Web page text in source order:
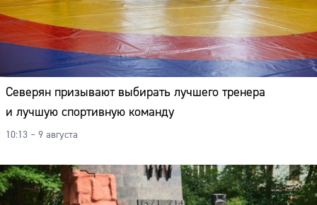
Северян призывают выбирать лучшего тренера
и лучшую спортивную команду
10:13 – 9 августа